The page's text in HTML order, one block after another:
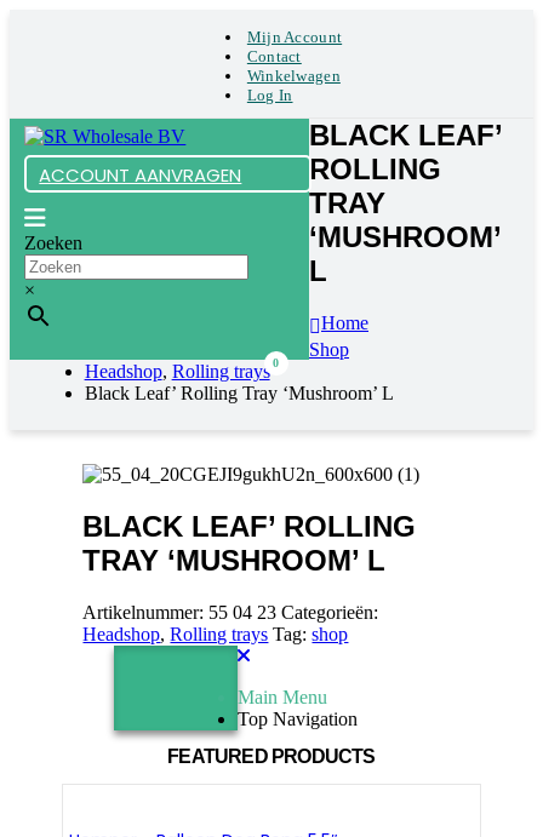
Mijn Account
Contact
Winkelwagen
Log In
ACCOUNT AANVRAGEN
Zoeken
×
0
BLACK LEAF’
ROLLING
TRAY
‘MUSHROOM’
L
Home
Shop
Headshop, Rolling trays
Black Leaf’ Rolling Tray ‘Mushroom’ L
BLACK LEAF’ ROLLING
TRAY ‘MUSHROOM’ L
Artikelnummer: 55 04 23 Categorieën:
Headshop,Rolling trays Tag:shop
FEATURED PRODUCTS
Main Menu
Top Navigation